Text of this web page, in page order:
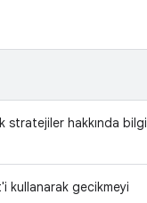
stratejiler hakkında bilgi
kullanarak gecikmeyi